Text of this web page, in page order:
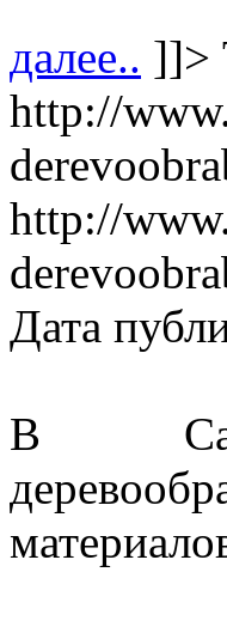
далее.. ]]>
http://
http://
Дата
В